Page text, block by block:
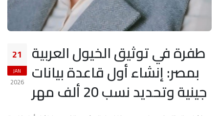
21
JAN
2026
طفرة في توثيق الخيول العربية
بمصر: إنشاء أول قاعدة بيانات
جينية وتحديد نسب 20 ألف مهر